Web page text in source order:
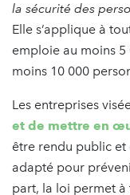
la sécurité des
Elle s’applique à
emploie au moins 5
moins 10 000
Les entreprises
et de mettre en
être rendu public et
adapté pour
part, la loi permet